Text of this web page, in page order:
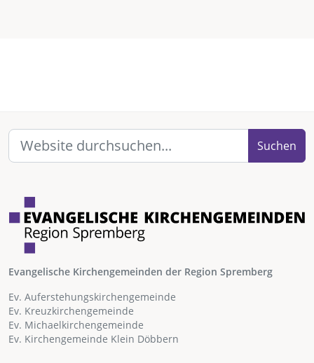
Suchen
Evangelische Kirchengemeinden der Region Spremberg
Ev. Auferstehungskirchengemeinde
Ev. Kreuzkirchengemeinde
Ev. Michaelkirchengemeinde
Ev. Kirchengemeinde Klein Döbbern